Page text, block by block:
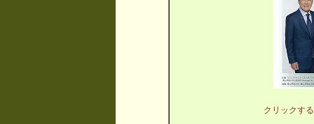
クリックす